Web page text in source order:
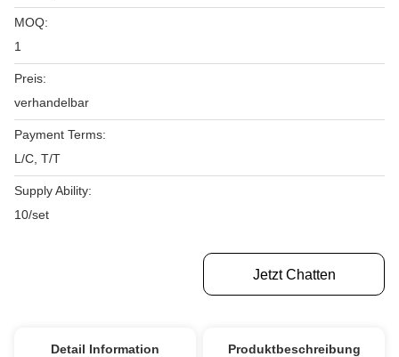
MOQ:
1
Preis:
verhandelbar
Payment Terms:
L/C, T/T
Supply Ability:
10/set
Jetzt Chatten
Detail Information Produktbeschreibung